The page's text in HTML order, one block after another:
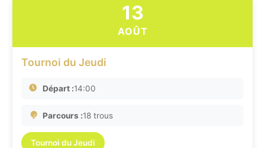
13
AOÛT
Tournoi du Jeudi
Départ :14:00
Parcours :18 trous
Tournoi du Jeudi